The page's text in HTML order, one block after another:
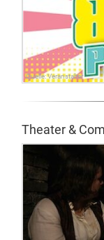
Quelle: Veranstalter
Theater &